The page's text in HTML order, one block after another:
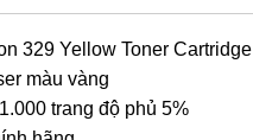
329 Yellow Toner Cartridge
màu vàng
1.000 trang độ phủ 5%